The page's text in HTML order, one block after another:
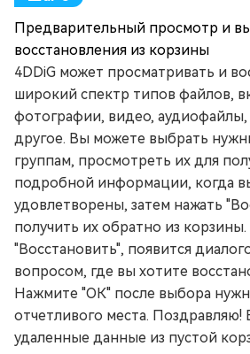
Предварительный просмотр и
восстановления из корзины
4DDiG может просматривать и
широкий спектр типов файлов,
фотографии, видео, аудиофайлы,
другое. Вы можете выбрать
группам, просмотреть их для
подробной информации, когда
удовлетворены, затем нажать
получить их обратно из
"Восстановить", появится
вопросом, где вы хотите
Нажмите "ОК" после выбора
отчетливого места. Поздравляю!
удаленные данные из пустой